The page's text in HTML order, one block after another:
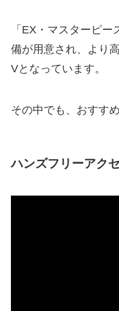
「EX・マスターピ
備が用意され、より
Vとなっています。
その中でも、おすす
ハンズフリーアク